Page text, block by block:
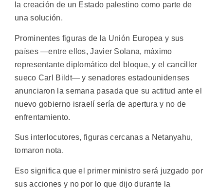
la creación de un Estado palestino como parte de
una solución.
Prominentes figuras de la Unión Europea y sus
países —entre ellos, Javier Solana, máximo
representante diplomático del bloque, y el canciller
sueco Carl Bildt— y senadores estadounidenses
anunciaron la semana pasada que su actitud ante el
nuevo gobierno israelí sería de apertura y no de
enfrentamiento.
Sus interlocutores, figuras cercanas a Netanyahu,
tomaron nota.
Eso significa que el primer ministro será juzgado por
sus acciones y no por lo que dijo durante la